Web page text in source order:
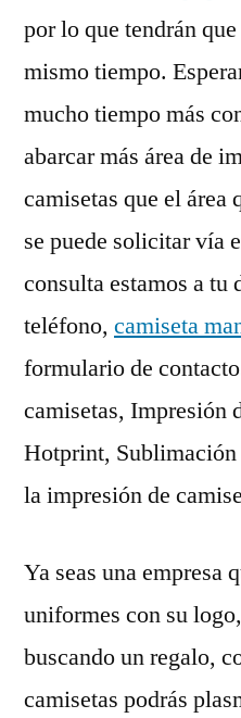
por lo que tendrán
mismo tiempo.
mucho tiempo más
abarcar más área de
camisetas que el área
se puede solicitar vía
consulta estamos a tu
teléfono, camiseta
formulario de
camisetas, Impresión
Hotprint,
la impresión de
Ya seas una empresa
uniformes con su
buscando un regalo,
camisetas podrás